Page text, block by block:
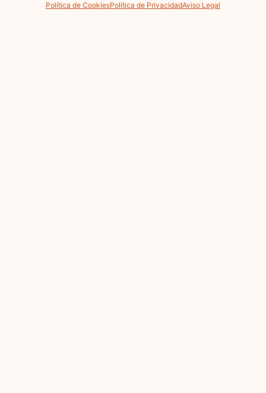
Política de CookiesPolítica de PrivacidadAviso Legal
PONTE EN CONTACTO
VENTA GESTIÓN ALQUILER